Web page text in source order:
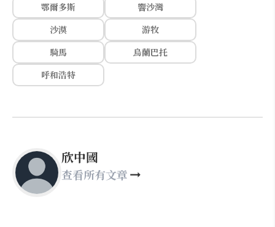
鄂爾多斯
響沙灣
沙漠
游牧
騎馬
烏蘭巴托
呼和浩特
欣中國
查看所有文章